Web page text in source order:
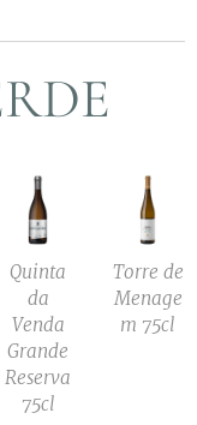
Quinta
da
Venda
Grande
Reserva
75cl
Torre de
Menage
m 75cl